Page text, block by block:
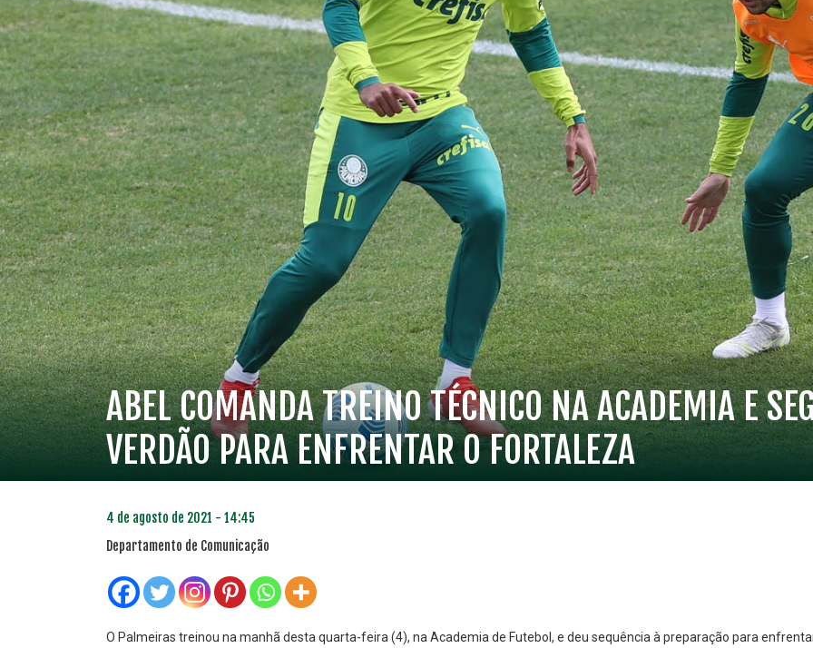
ABEL COMANDA TREINO TÉCNICO NA ACADEMIA E
VERDÃO PARA ENFRENTAR O FORTALEZA
4 de agosto de 2021 - 14:45
Departamento de Comunicação
O Palmeiras treinou na manhã desta quarta-feira (4), na Academia de Futebol, e deu sequência à preparação para